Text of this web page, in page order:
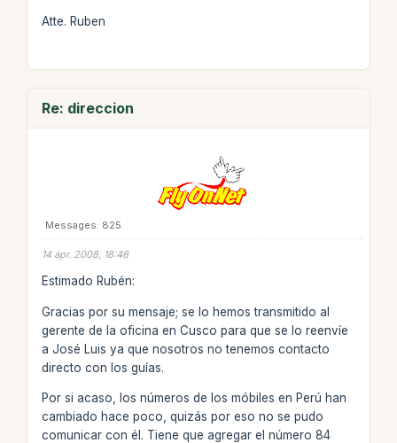
Atte. Ruben
Re: direccion
Messages: 825
14 ápr. 2008, 18:46
Estimado Rubén:
Gracias por su mensaje; se lo hemos transmitido al
gerente de la oficina en Cusco para que se lo reenvíe
a José Luis ya que nosotros no tenemos contacto
directo con los guías.
Por si acaso, los números de los móbiles en Perú han
cambiado hace poco, quizás por eso no se pudo
comunicar con él. Tiene que agregar el número 84